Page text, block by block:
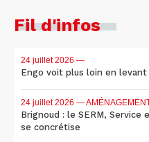
Fil d'infos
24 juillet 2026 —
Engo voit plus loin en levant
24 juillet 2026 —
Brignoud : le SERM,
se concrétise